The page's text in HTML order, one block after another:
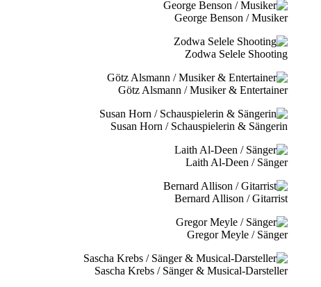
George Benson / Musiker
Zodwa Selele Shooting
Götz Alsmann / Musiker & Entertainer
Susan Horn / Schauspielerin & Sängerin
Laith Al-Deen / Sänger
Bernard Allison / Gitarrist
Gregor Meyle / Sänger
Sascha Krebs / Sänger & Musical-Darsteller